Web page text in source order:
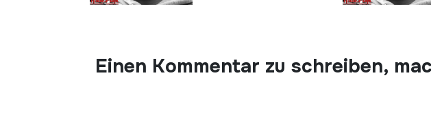
Einen Kommentar zu schreiben,